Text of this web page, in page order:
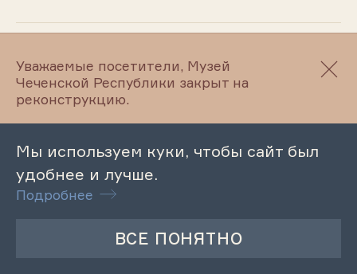
26.10.2023
Обзорная экскурсия по
Литературному музею М.Ю.
Лермонтова
Уважаемые посетители, Музей
Чеченской Республики закрыт на
реконструкцию.
Мы используем куки, чтобы сайт был
удобнее и лучше.
Подробнее